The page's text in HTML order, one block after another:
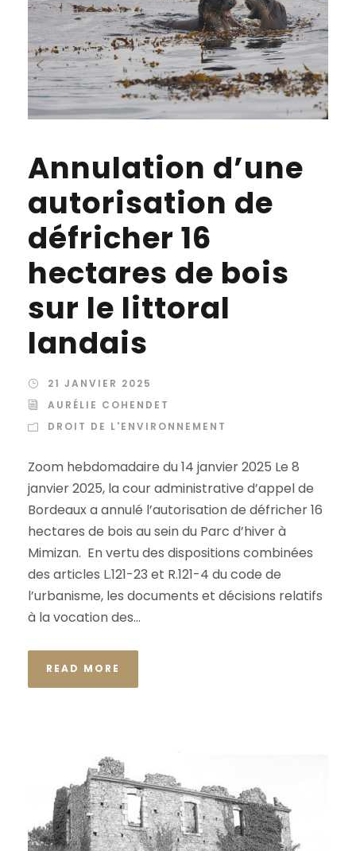
Annulation d’une
autorisation de
défricher 16
hectares de bois
sur le littoral
landais
21 JANVIER 2025
AURÉLIE COHENDET
DROIT DE L'ENVIRONNEMENT
Zoom hebdomadaire du 14 janvier 2025 Le 8
janvier 2025, la cour administrative d’appel de
Bordeaux a annulé l’autorisation de défricher 16
hectares de bois au sein du Parc d’hiver à
Mimizan. En vertu des dispositions combinées
des articles L.121-23 et R.121-4 du code de
l’urbanisme, les documents et décisions relatifs
à la vocation des...
READ MORE